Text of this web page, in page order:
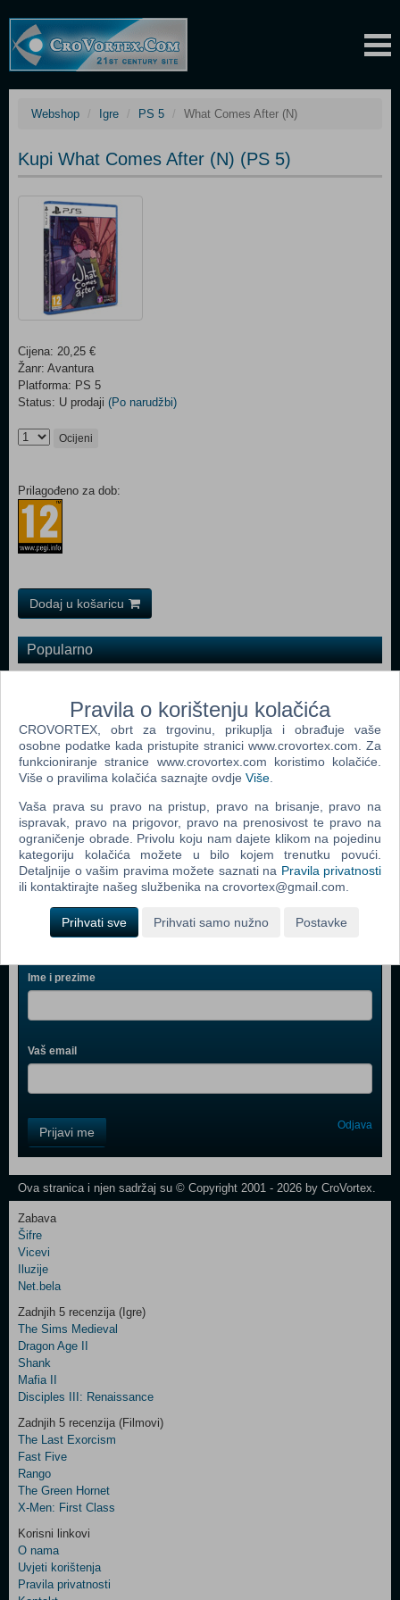
Webshop Igre PS 5 What Comes After (N)
Kupi What Comes After (N) (PS 5)
Cijena: 20,25 €
Žanr: Avantura
Platforma: PS 5
Status: U prodaji (Po narudžbi)
Ocijeni
Prilagođeno za dob:
Dodaj u košaricu
Popularno
The Nioh Collection (N) (PS 5)
Destruction All Stars (PS 5)
Assassin's Creed Valhalla Drakkar Special Day 1 Edition
(PS 5)
Balan Wonderworld (PS 5)
The Pathless (N) (PS 5)
Ime i prezime
Vaš email
Field
One
Control
Two
Newsletter
Control
Field
Three
Prijavi me Odjava
Ova stranica i njen sadržaj su © Copyright 2001 - 2026 by CroVortex.
Zabava
Šifre
Vicevi
Iluzije
Net.bela
Zadnjih 5 recenzija (Igre)
The Sims Medieval
Dragon Age II
Shank
Mafia II
Disciples III: Renaissance
Zadnjih 5 recenzija (Filmovi)
The Last Exorcism
Fast Five
Rango
The Green Hornet
X-Men: First Class
Korisni linkovi
O nama
Uvjeti korištenja
Pravila privatnosti
Pravila o korištenju kolačića
CROVORTEX, obrt za trgovinu, prikuplja i obrađuje vaše
osobne podatke kada pristupite stranici www.crovortex.com. Za
funkcioniranje stranice www.crovortex.com koristimo kolačiće.
Više o pravilima kolačića saznajte ovdje Više
Vaša prava su pravo na pristup, pravo na brisanje, pravo na
ispravak, pravo na prigovor, pravo na prenosivost te pravo na
ograničenje obrade. Privolu koju nam dajete klikom na pojedinu
kategoriju kolačića možete u bilo kojem trenutku povući.
Detaljnije o vašim pravima možete saznati na Pravila privatnosti
ili kontaktirajte našeg službenika na crovortex@gmail.com.
Prihvati sve Prihvati samo nužno Postavke